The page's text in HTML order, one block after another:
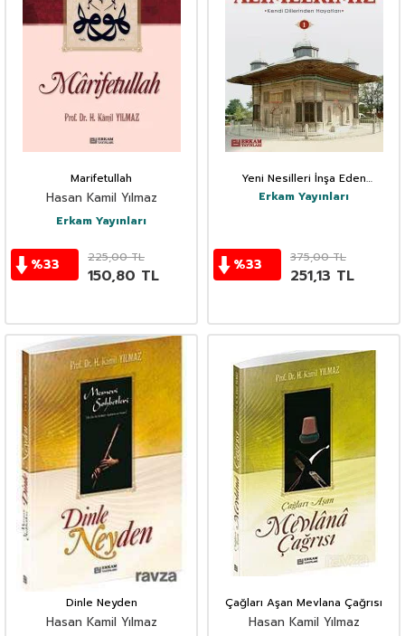
Marifetullah
Hasan Kamil Yılmaz
Erkam Yayınları
%33 225,00TL
150,80 TL
Yeni Nesilleri İnşa Eden
Alimlerimiz 1
Erkam Yayınları
%33 375,00TL
251,13 TL
Dinle Neyden
Hasan Kamil Yılmaz
Çağları Aşan Mevlana Çağrısı
Hasan Kamil Yılmaz